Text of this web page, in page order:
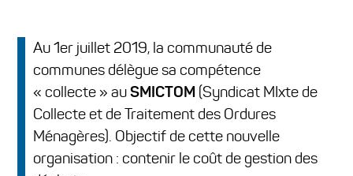
Au 1er juillet 2019, la communauté de
communes délègue sa compétence
« collecte » auSMICTOM (Syndicat MIxte de
Collecte et de Traitement des Ordures
Ménagères). Objectif de cette nouvelle
organisation : contenir le coût de gestion des